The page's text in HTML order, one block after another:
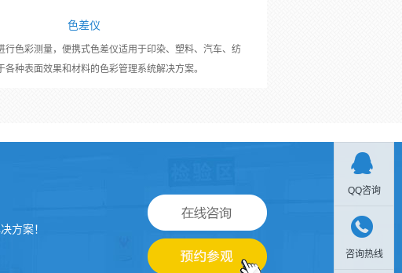
色差仪
行色彩测量，便携式色差仪适用于印染、塑料、汽车、纺
各种表面效果和材料的色彩管理系统解决方案。
方案！

QQ咨询

咨询热线